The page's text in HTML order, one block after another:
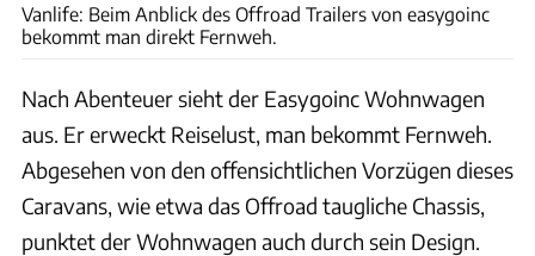
Vanlife: Beim Anblick des Offroad Trailers von easygoinc
bekommt man direkt Fernweh.
Nach Abenteuer sieht der Easygoinc Wohnwagen
aus. Er erweckt Reiselust, man bekommt Fernweh.
Abgesehen von den offensichtlichen Vorzügen dieses
Caravans, wie etwa das Offroad taugliche Chassis,
punktet der Wohnwagen auch durch sein Design.